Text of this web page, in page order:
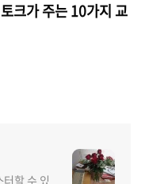
크가 주는 10가지 교
할 수 있